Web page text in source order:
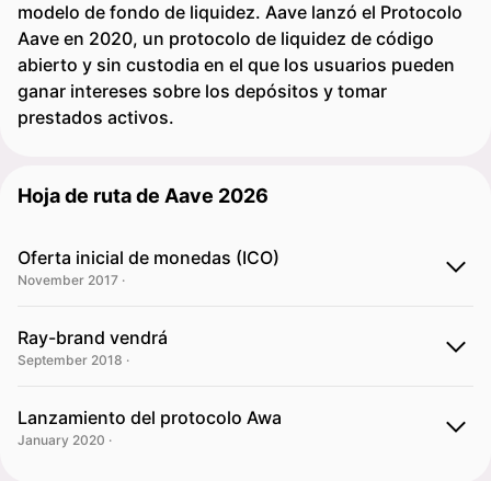
modelo de fondo de liquidez. Aave lanzó el Protocolo
Aave en 2020, un protocolo de liquidez de código
abierto y sin custodia en el que los usuarios pueden
ganar intereses sobre los depósitos y tomar
prestados activos.
Hoja de ruta de Aave 2026
Oferta inicial de monedas (ICO)
November 2017 ·
Ray-brand vendrá
September 2018 ·
Lanzamiento del protocolo Awa
January 2020 ·